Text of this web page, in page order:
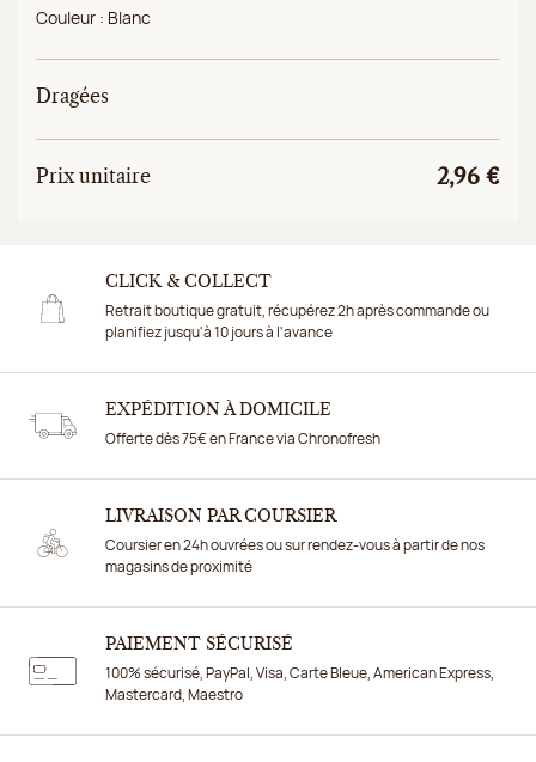
Couleur : Blanc
Dragées
Prix unitaire total
Prix unitaire 2,96 €
CLICK & COLLECT
Retrait boutique gratuit, récupérez 2h après commande ou
planifiez jusqu'à 10 jours à l'avance
EXPÉDITION À DOMICILE
Offerte dès 75€ en France via Chronofresh
LIVRAISON PAR COURSIER
Coursier en 24h ouvrées ou sur rendez-vous à partir de nos
magasins de proximité
PAIEMENT SÉCURISÉ
100% sécurisé, PayPal, Visa, Carte Bleue, American Express,
Mastercard, Maestro